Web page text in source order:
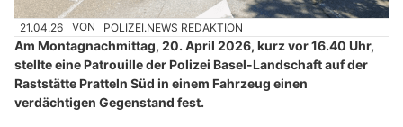
21.04.26 VON POLIZEI.NEWS REDAKTION
Am Montagnachmittag, 20. April 2026, kurz vor 16.40 Uhr,
stellte eine Patrouille der Polizei Basel-Landschaft auf der
Raststätte Pratteln Süd in einem Fahrzeug einen
verdächtigen Gegenstand fest.